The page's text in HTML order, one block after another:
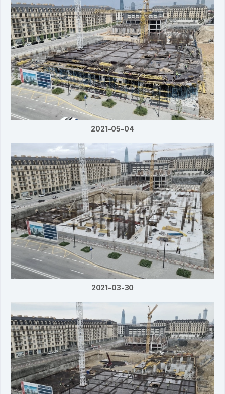
2021-05-04
2021-03-30